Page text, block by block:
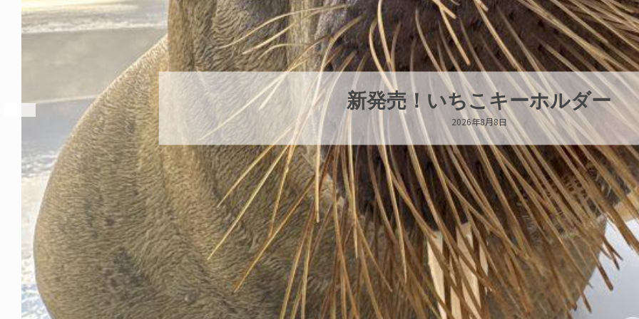
パラオオウムガイが交接していま
2026年8月7日